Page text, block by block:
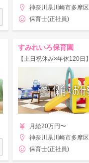
神奈川県川崎市多摩区
保育士(正社員)
すみれいろ保育園
月給20万円〜
神奈川県川崎市多摩区
保育士(正社員)